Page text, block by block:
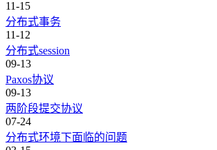
11-15
分布式事务
11-12
分布式session
09-13
Paxos协议
09-13
两阶段提交协议
07-24
分布式环境下面临的问题